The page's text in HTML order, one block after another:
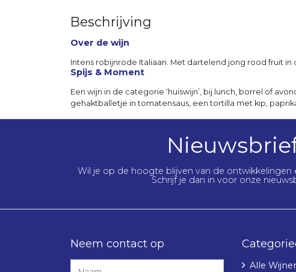
Beschrijving
Over de wijn
Intens robijnrode Italiaan. Met dartelend jong rood fruit in
Spijs & Moment
Een wijn in de categorie ‘huiswijn’, bij lunch, borrel of
gehaktballetje in tomatensaus, een tortilla met kip,
Wil je op de hoogte blijven van de ontwikkelingen
Schrijf je dan in voor onze
Neem contact op
Alle